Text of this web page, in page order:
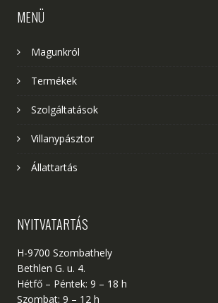
MENÜ
Magunkról
Termékek
Szolgáltatások
Villanypásztor
Állattartás
NYITVATARTÁS
H-9700 Szombathely
Bethlen G. u. 4.
Hétfő – Péntek: 9 – 18 h
Szombat: 9 – 12 h